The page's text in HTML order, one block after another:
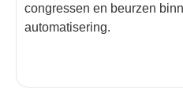
congressen en beurzen
automatisering.